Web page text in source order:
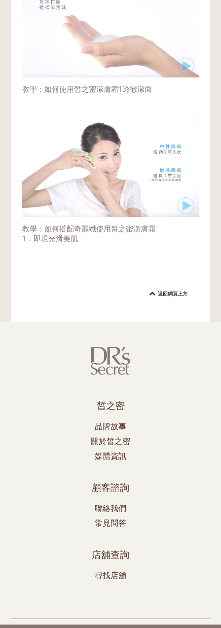
教學：如何使用皙之密潔膚霜1透徹潔面
教學：如何搭配奇麗纖使用皙之密潔膚霜
1，即現光滑美肌
返回網頁上方
皙之密
品牌故事
關於皙之密
媒體資訊
顧客諮詢
聯絡我們
常見問答
店舖查詢
尋找店舖